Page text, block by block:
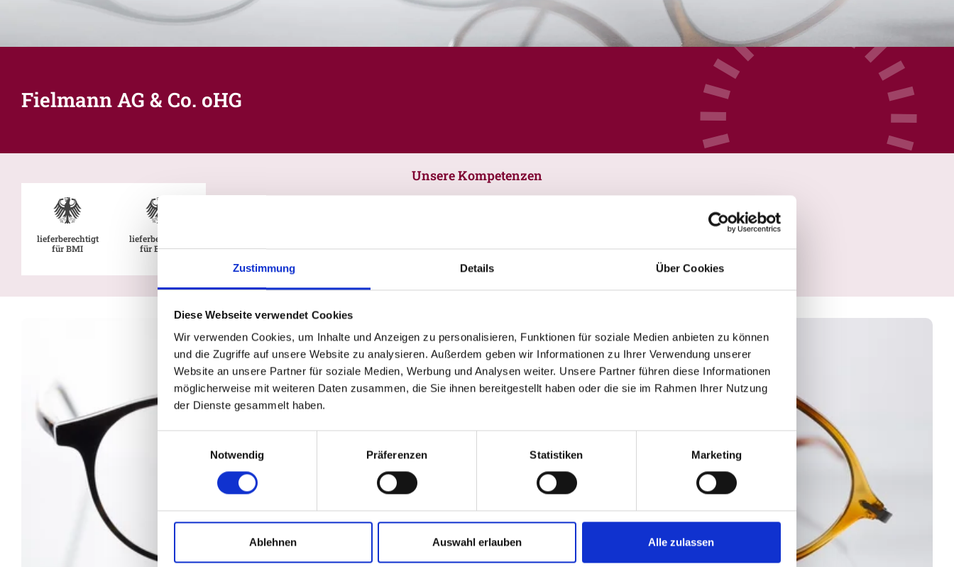
Zustimmung Details Über Cookies
Diese Webseite verwendet Cookies
Wir verwenden Cookies, um Inhalte und Anzeigen zu personalisieren, Funktionen für soziale Medien anbieten zu können
und die Zugriffe auf unsere Website zu analysieren. Außerdem geben wir Informationen zu Ihrer Verwendung unserer
Website an unsere Partner für soziale Medien, Werbung und Analysen weiter. Unsere Partner führen diese Informationen
möglicherweise mit weiteren Daten zusammen, die Sie ihnen bereitgestellt haben oder die sie im Rahmen Ihrer Nutzung
der Dienste gesammelt haben.
Notwendig
Präferenzen Statistiken Marketing
Ablehnen Auswahl erlauben Alle zulassen
Fielmann AG & Co. oHG
Unsere Kompetenzen
lieferberechtigt
für BMI
lieferberechtigt
für BMVg